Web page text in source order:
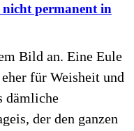
permanent in
Bild an. Eine Eule
für Weisheit und
dämliche
der den ganzen